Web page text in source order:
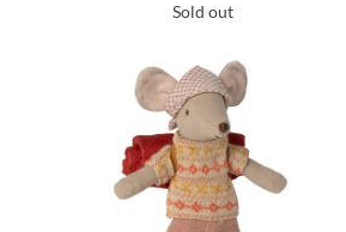
Sold out